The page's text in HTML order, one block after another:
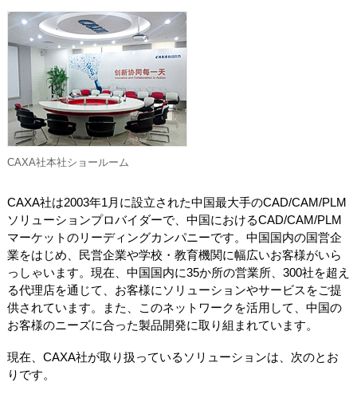
CAXA社本社ショールーム
CAXA社は2003年1月に設立された中国最大手のCAD/CAM/PLM
ソリューションプロバイダーで、中国におけるCAD/CAM/PLM
マーケットのリーディングカンパニーです。中国国内の国営企
業をはじめ、民営企業や学校・教育機関に幅広いお客様がいら
っしゃいます。現在、中国国内に35か所の営業所、300社を超え
る代理店を通じて、お客様にソリューションやサービスをご提
供されています。また、このネットワークを活用して、中国の
お客様のニーズに合った製品開発に取り組まれています。
現在、CAXA社が取り扱っているソリューションは、次のとお
りです。